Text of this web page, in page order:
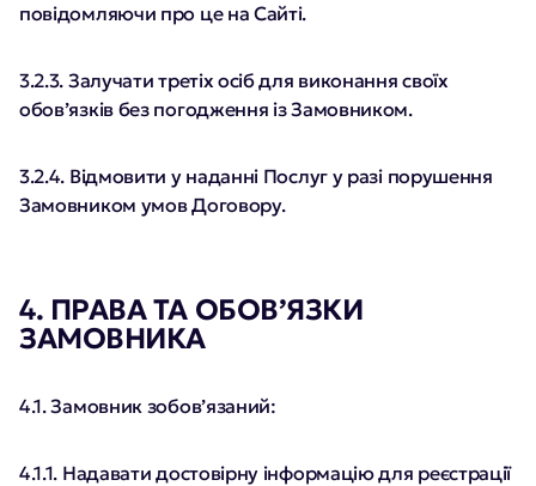
повідомляючи про це на Сайті.
3.2.3. Залучати третіх осіб для виконання своїх
обов’язків без погодження із Замовником.
3.2.4. Відмовити у наданні Послуг у разі порушення
Замовником умов Договору.
4. ПРАВА ТА ОБОВ’ЯЗКИ
ЗАМОВНИКА
4.1. Замовник зобов’язаний:
4.1.1. Надавати достовірну інформацію для реєстрації